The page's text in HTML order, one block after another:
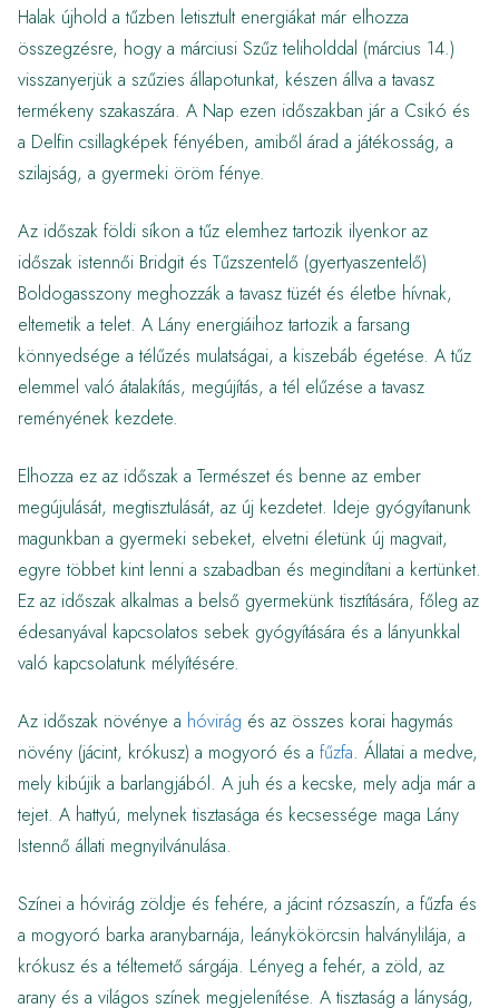
Halak újhold a tűzben letisztult energiákat már elhozza
összegzésre, hogy a márciusi Szűz teliholddal (március 14.)
visszanyerjük a szűzies állapotunkat, készen állva a tavasz
termékeny szakaszára. A Nap ezen időszakban jár a Csikó és
a Delfin csillagképek fényében, amiből árad a játékosság, a
szilajság, a gyermeki öröm fénye.
Az időszak földi síkon a tűz elemhez tartozik ilyenkor az
időszak istennői Bridgit és Tűzszentelő (gyertyaszentelő)
Boldogasszony meghozzák a tavasz tüzét és életbe hívnak,
eltemetik a telet. A Lány energiáihoz tartozik a farsang
könnyedsége a télűzés mulatságai, a kiszebáb égetése. A tűz
elemmel való átalakítás, megújítás, a tél elűzése a tavasz
reményének kezdete.
Elhozza ez az időszak a Természet és benne az ember
megújulását, megtisztulását, az új kezdetet. Ideje gyógyítanunk
magunkban a gyermeki sebeket, elvetni életünk új magvait,
egyre többet kint lenni a szabadban és megindítani a kertünket.
Ez az időszak alkalmas a belső gyermekünk tisztítására, főleg az
édesanyával kapcsolatos sebek gyógyítására és a lányunkkal
való kapcsolatunk mélyítésére.
Az időszak növénye a hóvirág és az összes korai hagymás
növény (jácint, krókusz) a mogyoró és a fűzfa. Állatai a medve,
mely kibújik a barlangjából. A juh és a kecske, mely adja már a
tejet. A hattyú, melynek tisztasága és kecsessége maga Lány
Istennő állati megnyilvánulása.
Színei a hóvirág zöldje és fehére, a jácint rózsaszín, a fűzfa és
a mogyoró barka aranybarnája, leánykökörcsin halványlilája, a
krókusz és a téltemető sárgája. Lényeg a fehér, a zöld, az
arany és a világos színek megjelenítése. A tisztaság a lányság,